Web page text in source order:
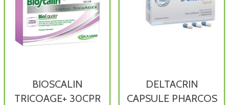
BIOSCALIN
TRICOAGE+ 30CPR
DELTACRIN
CAPSULE PHARCOS